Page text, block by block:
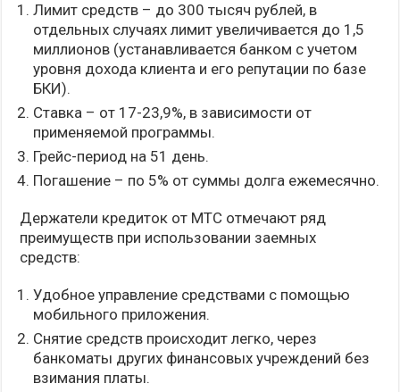
Лимит средств – до 300 тысяч рублей, в
отдельных случаях лимит увеличивается до 1,5
миллионов (устанавливается банком с учетом
уровня дохода клиента и его репутации по базе
БКИ).
Ставка – от 17-23,9%, в зависимости от
применяемой программы.
Грейс-период на 51 день.
Погашение – по 5% от суммы долга ежемесячно.
Держатели кредиток от МТС отмечают ряд
преимуществ при использовании заемных
средств:
Удобное управление средствами с помощью
мобильного приложения.
Снятие средств происходит легко, через
банкоматы других финансовых учреждений без
взимания платы.